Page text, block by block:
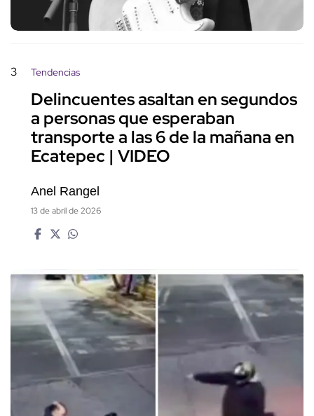
3 Tendencias
Delincuentes asaltan en segundos
a personas que esperaban
transporte a las 6 de la mañana en
Ecatepec | VIDEO
Anel Rangel
13 de abril de 2026